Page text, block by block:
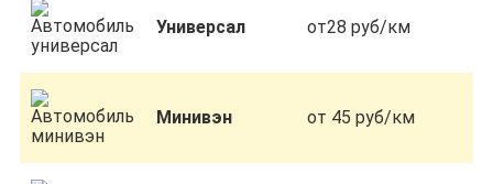
Универсал от28 руб/км
Минивэн от 45 руб/км